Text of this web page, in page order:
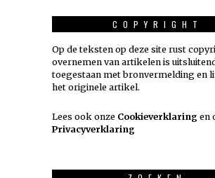
COPYRIGHT
Op de teksten op deze site rust
overnemen van artikelen is uitsluitend
toegestaan met bronvermelding en
het originele artikel.
Lees ook onze Cookieverklaring en
Privacyverklaring